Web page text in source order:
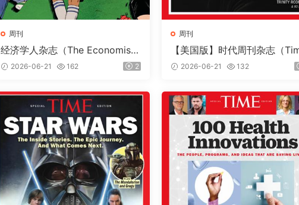
周刊
经济学人杂志（The Economis
t）2026年6月13日（PDF版+音
频+Kindle版）
2026-06-21 162 2
周刊
【美国版】时代周刊杂志（
e）2026年6月22日
2026-06-21 132